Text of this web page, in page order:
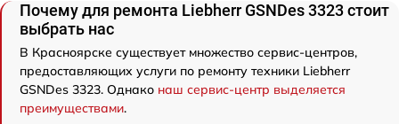
Почему для ремонта Liebherr GSNDes 3323 стоит
выбрать нас
В Красноярске существует множество сервис-центров,
предоставляющих услуги по ремонту техники Liebherr
GSNDes 3323. Однако наш сервис-центр выделяется
преимуществами.